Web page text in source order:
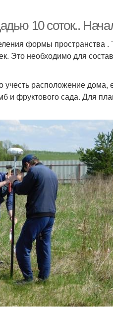
10 соток..
формы пространства .
Это необходимо для
расположение дома,
и фруктового сада. Для